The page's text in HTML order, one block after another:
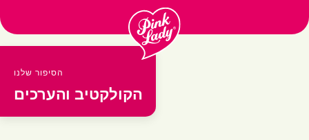
στα
περιεχόμενα
הסיפור שלנו
הקולקטיבוהערכים